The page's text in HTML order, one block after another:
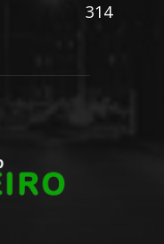
314